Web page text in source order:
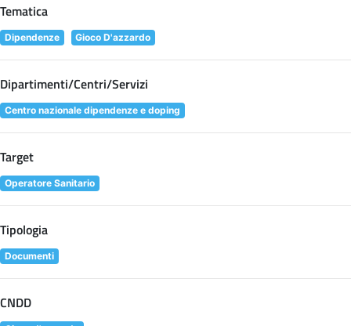
Tematica
Dipendenze Gioco D'azzardo
Dipartimenti/Centri/Servizi
Centro nazionale dipendenze e doping
Target
Operatore Sanitario
Tipologia
Documenti
CNDD